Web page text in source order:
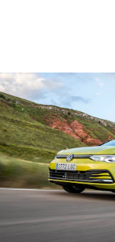
mayo de 2021
y coste de las
Golf, a lo